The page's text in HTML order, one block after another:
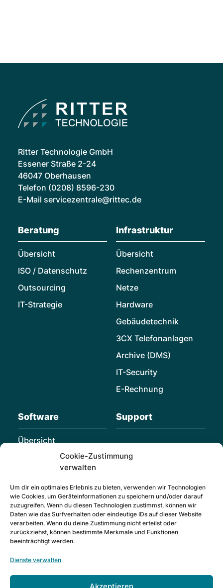
Cookie-Zustimmung
verwalten
Um dir ein optimales Erlebnis zu bieten, verwenden wir Technologien
wie Cookies, um Geräteinformationen zu speichern und/oder darauf
zuzugreifen. Wenn du diesen Technologien zustimmst, können wir
Daten wie das Surfverhalten oder eindeutige IDs auf dieser Website
verarbeiten. Wenn du deine Zustimmung nicht erteilst oder
zurückziehst, können bestimmte Merkmale und Funktionen
beeinträchtigt werden.
Dienste verwalten
Akzeptieren
Ritter Technologie GmbH
Essener Straße 2-24
46047 Oberhausen
Telefon (0208) 8596-230
E-Mail servicezentrale@rittec.de
Beratung
Übersicht
ISO / Datenschutz
Outsourcing
IT-Strategie
Infrastruktur
Übersicht
Rechenzentrum
Netze
Hardware
Gebäudetechnik
3CX Telefonanlagen
Archive (DMS)
IT-Security
E-Rechnung
Software
Übersicht
Individualsoftware
365 Business Central
Hornetsecurity
SMS – Service
Management System
Support
Karriere Kontakt